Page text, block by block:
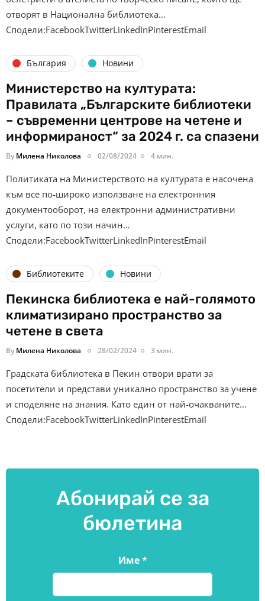
отворят в Национална библиотека…
Сподели:FacebookTwitterLinkedInPinterestEmail
България Новини
Министерство на културата:
Правилата „Българските библиотеки
– съвременни центрове на четене и
информираност“ за 2024 г. са спазени
By Милена Николова 02/08/2024 4 мин.
Политиката на Министерството на културата е насочена
към все по-широко използване на електронния
документооборот, на електронни административни
услуги, като по този начин…
Сподели:FacebookTwitterLinkedInPinterestEmail
Библиотеките Новини
Пекинска библиотека е най-голямото
климатизирано пространство за
четене в света
By Милена Николова 28/02/2024 3 мин.
Градската библиотека в Пекин отвори врати за
посетители и представи уникално пространство за учене
и споделяне на знания. Като един от най-очакваните…
Сподели:FacebookTwitterLinkedInPinterestEmail
Абонирай се за
бюлетина
Име*